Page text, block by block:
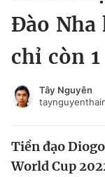
Chuyên mục khác
Video
Tin đã lưu
Tin đã xem
Đăng xuất
Đào Nha
chỉ còn
Tây Nguyên
Tiền đạo
World Cup